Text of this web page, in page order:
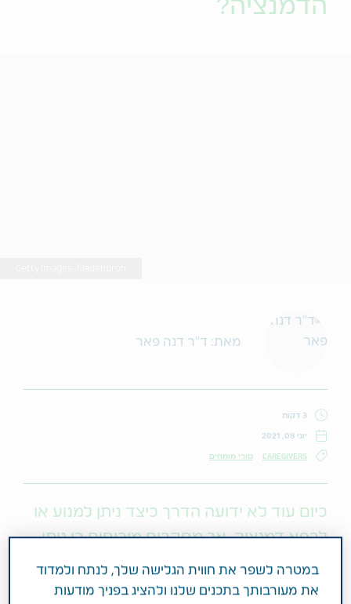
הדמנציה?
מאת: ד"ר דנה פאר
3 דקות
יוני 08, 2021
CAREGIVERS טורי מומחים
כיום עוד לא ידועה הדרך כיצד ניתן למנוע או
לרפא דמנציה, אך מחקרים מוכיחים כי ניתן
לצמצם סיכונים. ד"ר דנה פאר עם כל
ההמלצות שחשוב שבן המשפחה המטפל
במטרה לשפר את חווית הגלישה שלך, לנתח ולמדוד
את מעורבותך בתכנים שלנו ולהציג בפניך מודעות